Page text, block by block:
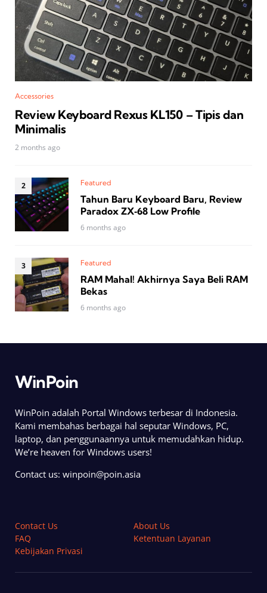
Accessories
Review Keyboard Rexus KL150 – Tipis dan
Minimalis
2 months ago
Featured
Tahun Baru Keyboard Baru, Review
Paradox ZX‑68 Low Profile
6 months ago
Featured
RAM Mahal! Akhirnya Saya Beli RAM
Bekas
6 months ago
WinPoin
WinPoin adalah Portal Windows terbesar di Indonesia.
Kami membahas berbagai hal seputar Windows, PC,
laptop, dan penggunaannya untuk memudahkan hidup.
We’re heaven for Windows users!
Contact us: winpoin@poin.asia
Contact Us
About Us
FAQ
Ketentuan Layanan
Kebijakan Privasi